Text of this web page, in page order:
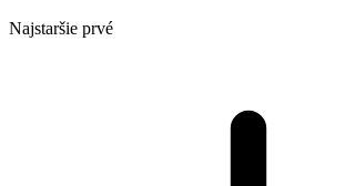
Najstaršie prvé